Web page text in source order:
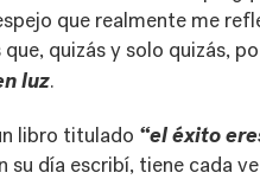
que realmente me
quizás y solo quizás,
luz.
libro titulado “el éxito
su día escribí, tiene cada